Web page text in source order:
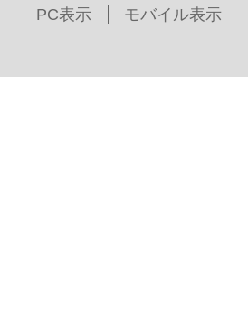
PC表示 モバイル表示